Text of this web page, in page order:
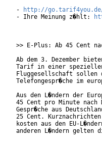
-
http://go.tarif4you.de/
- Ihre Meinung z�hlt:
>> E-Plus: Ab 45 Cent
Ab dem 3. Dezember
Tarif in einer
Fluggesellschaft sollen
Telefongespr�che im
Aus den L�ndern der
45 Cent pro Minute nach
Gespr�che aus
25 Cent.
kosten aus den EU-
anderen L�ndern